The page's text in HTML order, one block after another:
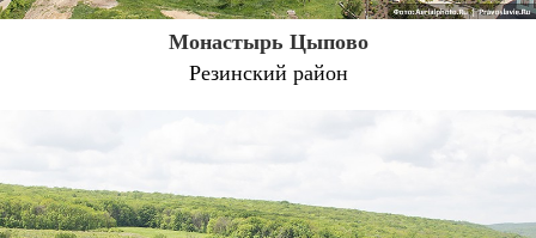
Монастырь Цыпово
Резинский район